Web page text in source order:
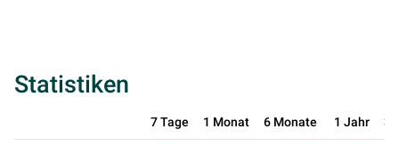
Statistiken
7 Tage 1 Monat 6 Monate 1 Jahr 3